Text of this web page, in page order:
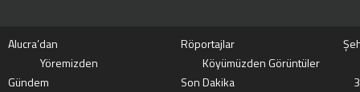
Alucra’dan Röportajlar
Yöremizden
Köyümüzden Görüntüler
Gündem
Son Dakika